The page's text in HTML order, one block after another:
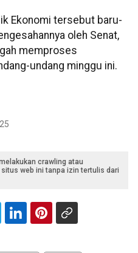
Ekonomi tersebut baru-
oleh Senat,
memproses
undang minggu ini.
crawling atau
web ini tanpa izin tertulis dari